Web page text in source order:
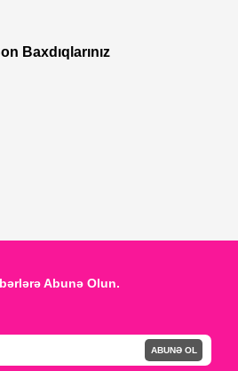
Baxdıqlarınız
Abunə Olun.
ABUNƏ OL